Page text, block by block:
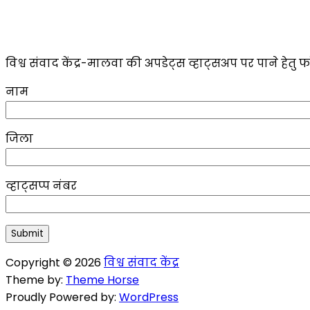
विश्व संवाद केंद्र-मालवा की अपडेट्स व्हाट्सअप पर पाने हेतु
नाम
जिला
व्हाट्सप्प नंबर
Copyright © 2026विश्व संवाद केंद्र
Theme by: Theme Horse
Proudly Powered by: WordPress